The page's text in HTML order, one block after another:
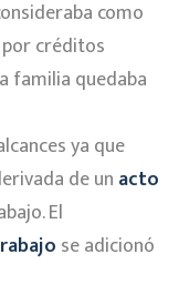
como
créditos
familia quedaba
ya que
de unacto
El
se adicionó